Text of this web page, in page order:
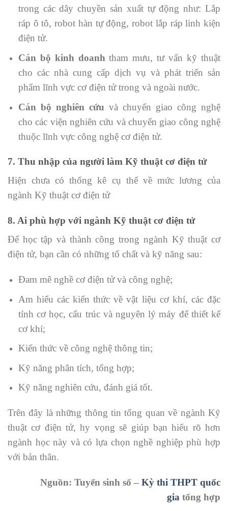
trong các dây chuyền sản xuất tự động như: Lắp
ráp ô tô, robot hàn tự động, robot lắp ráp linh kiện
điện tử.
Cán bộ kinh doanhtham mưu, tư vấn kỹ thuật
cho các nhà cung cấp dịch vụ và phát triển sản
phẩm lĩnh vực cơ điện tử trong và ngoài nước.
Cán bộ nghiên cứu và chuyển giao công nghệ
cho các viện nghiên cứu và chuyển giao công nghệ
thuộc lĩnh vực công nghệ cơ điện tử.
7. Thu nhập của người làm Kỹ thuật cơ điện tử
Hiện chưa có thống kê cụ thể về mức lương của
ngành Kỹ thuật cơ điện tử
8. Ai phù hợp với ngành Kỹ thuật cơ điện tử
Để học tập và thành công trong ngành Kỹ thuật cơ
điện tử, bạn cần có những tố chất và kỹ năng sau:
Đam mê nghề cơ điện tử và công nghệ;
Am hiểu các kiến thức về vật liệu cơ khí, các đặc
tính cơ học, cấu trúc và nguyên lý máy để thiết kế
cơ khí;
Kiến thức về công nghệ thông tin;
Kỹ năng phân tích, tổng hợp;
Kỹ năng nghiên cứu, đánh giá tốt.
Trên đây là những thông tin tổng quan về ngành Kỹ
thuật cơ điện tử, hy vọng sẽ giúp bạn hiểu rõ hơn
ngành học này và có lựa chọn nghề nghiệp phù hợp
với bản thân.
Nguồn: Tuyển sinh số – Kỳ thi THPT quốc
gia tổng hợp